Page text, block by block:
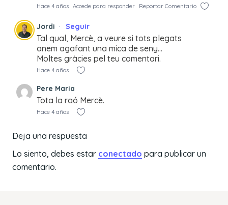
Hace 4 años Accede para responder Reportar Comentario
Jordi Seguir
Tal qual, Mercè, a veure si tots plegats
anem agafant una mica de seny…
Moltes gràcies pel teu comentari.
Hace 4 años
Pere Maria
Tota la raó Mercè.
Hace 4 años
Deja una respuesta
Lo siento, debes estar conectado para publicar un
comentario.